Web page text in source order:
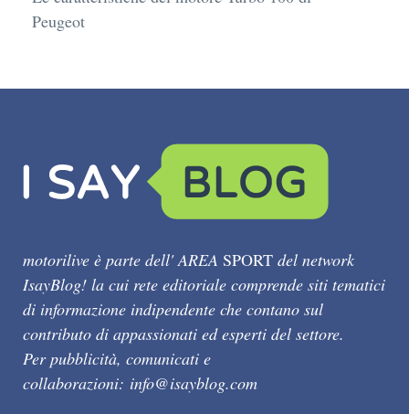
Peugeot
motorilive è parte dell' AREA SPORT del network
IsayBlog! la cui rete editoriale comprende siti tematici
di informazione indipendente che contano sul
contributo di appassionati ed esperti del settore.
Per pubblicità, comunicati e
collaborazioni: info@isayblog.com